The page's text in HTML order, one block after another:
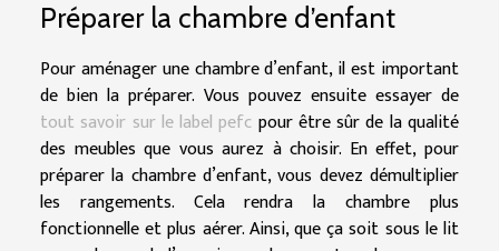
Préparer la chambre d’enfant
Pour aménager une chambre d’enfant, il est important
de bien la préparer. Vous pouvez ensuite essayer de
tout savoir sur le label pefc pour être sûr de la qualité
des meubles que vous aurez à choisir. En effet, pour
préparer la chambre d’enfant, vous devez démultiplier
les rangements. Cela rendra la chambre plus
fonctionnelle et plus aérer. Ainsi, que ça soit sous le lit